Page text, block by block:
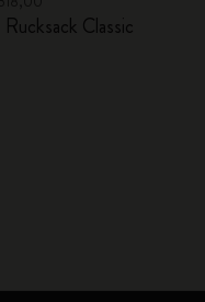
Rucksack Classic